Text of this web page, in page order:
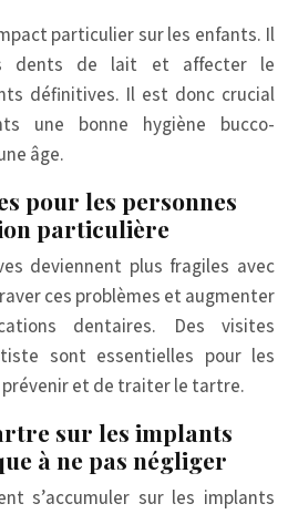
particulier sur les enfants. Il
dents de lait et affecter le
définitives. Il est donc crucial
une bonne hygiène bucco-
âge.
pour les personnes
particulière
deviennent plus fragiles avec
ces problèmes et augmenter
dentaires. Des visites
sont essentielles pour les
prévenir et de traiter le tartre.
sur les implants
à ne pas négliger
s’accumuler sur les implants